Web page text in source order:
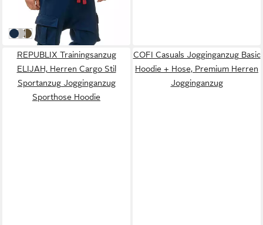
Cargo-Taschen
29,90 €
navygrau
khaki
REPUBLIX Trainingsanzug
ELIJAH, Herren Cargo Stil
Sportanzug Jogginganzug
Sporthose Hoodie
COFI Casuals Jogginganzug Basic
Hoodie + Hose, Premium Herren
Jogginganzug